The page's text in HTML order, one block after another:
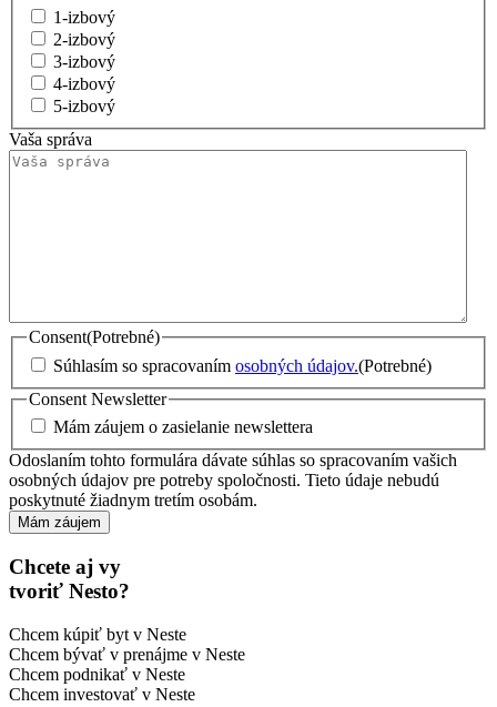
1-izbový
2-izbový
3-izbový
4-izbový
5-izbový
Vaša správa
Consent(Potrebné)
Súhlasím so spracovaním osobných údajov.(Potrebné)
Consent Newsletter
Mám záujem o zasielanie newslettera
Odoslaním tohto formulára dávate súhlas so spracovaním vašich
osobných údajov pre potreby spoločnosti. Tieto údaje nebudú
poskytnuté žiadnym tretím osobám.
Chcete aj vy
tvoriť Nesto?
Chcem kúpiť byt v Neste
Chcem bývať v prenájme v Neste
Chcem podnikať v Neste
Chcem investovať v Neste